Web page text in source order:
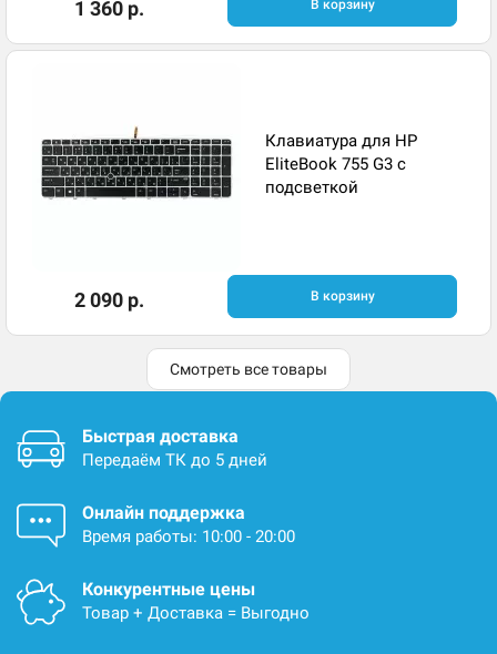
1 360 р. В корзину
Клавиатура для HP
EliteBook 755 G3 с
подсветкой
2 090 р. В корзину
Смотреть все товары
Быстрая доставка
Передаём ТК до 5 дней
Онлайн поддержка
Время работы: 10:00 - 20:00
Конкурентные цены
Товар + Доставка = Выгодно